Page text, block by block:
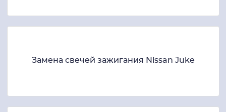
Замена свечей зажигания Nissan Juke